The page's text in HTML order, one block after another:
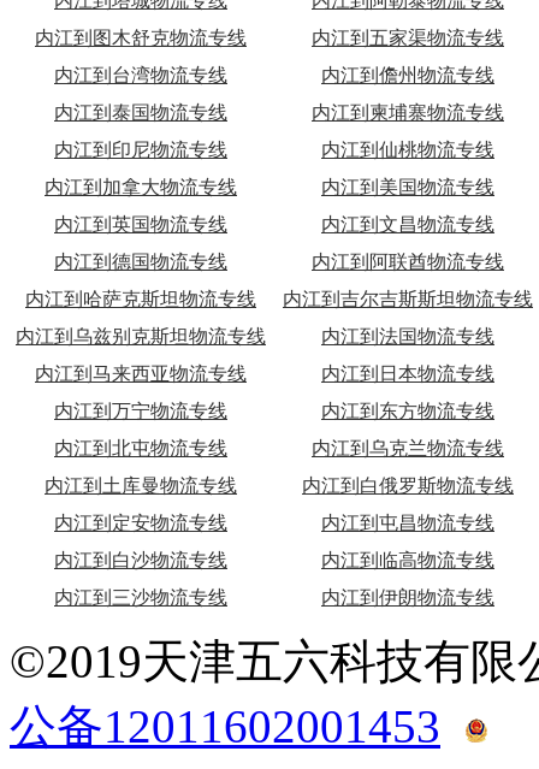
内江到图木舒克物流专线
内江到五家渠物流专线
内江到台湾物流专线
内江到儋州物流专线
内江到泰国物流专线
内江到柬埔寨物流专线
内江到印尼物流专线
内江到仙桃物流专线
内江到加拿大物流专线
内江到美国物流专线
内江到英国物流专线
内江到文昌物流专线
内江到德国物流专线
内江到阿联酋物流专线
内江到哈萨克斯坦物流专线
内江到吉尔吉斯斯坦物流专线
内江到乌兹别克斯坦物流专线
内江到法国物流专线
内江到马来西亚物流专线
内江到日本物流专线
内江到万宁物流专线
内江到东方物流专线
内江到北屯物流专线
内江到乌克兰物流专线
内江到土库曼物流专线
内江到白俄罗斯物流专线
内江到定安物流专线
内江到屯昌物流专线
内江到白沙物流专线
内江到临高物流专线
内江到三沙物流专线
内江到伊朗物流专线
©2019天津五六科技有
公备12011602001453